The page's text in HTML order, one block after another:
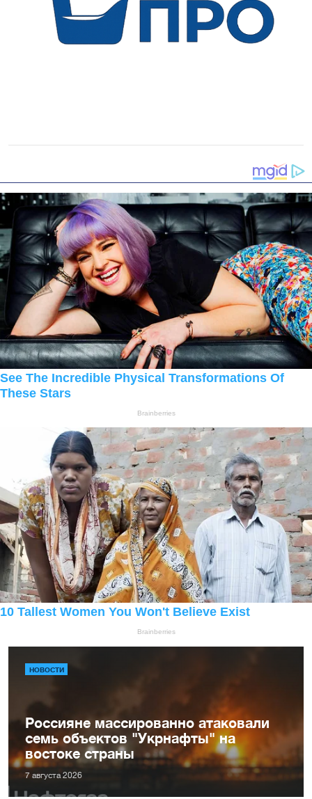
НОВОСТИ
Россияне массированно атаковали
семь объектов "Укрнафты" на
востоке страны
7 августа 2026